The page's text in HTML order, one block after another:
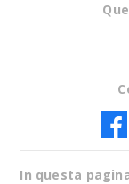
In questa